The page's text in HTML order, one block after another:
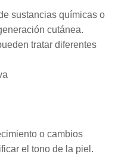
sustancias químicas o
cutánea.
tratar diferentes
o cambios
el tono de la piel.